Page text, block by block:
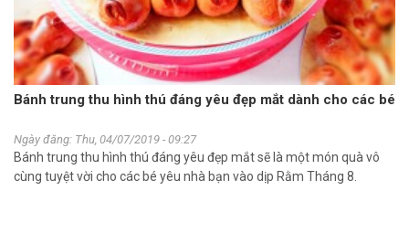
Bánh trung thu hình thú đáng yêu đẹp mắt dành cho các bé
Ngày đăng: Thu, 04/07/2019 - 09:27
Bánh trung thu hình thú đáng yêu đẹp mắt sẽ là một món quà vô
cùng tuyệt vời cho các bé yêu nhà bạn vào dịp Rằm Tháng 8.